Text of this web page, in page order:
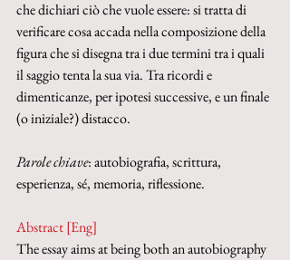
che dichiari ciò che vuole essere: si tratta di
verificare cosa accada nella composizione della
figura che si disegna tra i due termini tra i quali
il saggio tenta la sua via. Tra ricordi e
dimenticanze, per ipotesi successive, e un finale
(o iniziale?) distacco.
Parole chiave: autobiografia, scrittura,
esperienza, sé, memoria, riflessione.
Abstract [Eng]
The essay aims at being both an autobiography